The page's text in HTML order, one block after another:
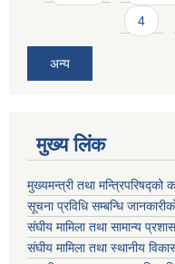
4
अन्य
मुख्य लिंक
मुख्यमन्त्री तथा मन्त्रिपरिषद्को
सूचना प्रविधि सम्बन्धि
संघीय मामिला तथा सामान्य
संघीय मामिला तथा स्थानीय